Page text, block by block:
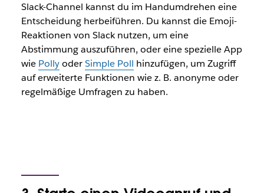
Slack-Channel kannst du im Handumdrehen eine
Entscheidung herbeiführen. Du kannst die Emoji-
Reaktionen von Slack nutzen, um eine
Abstimmung auszuführen, oder eine spezielle App
wie PollyoderSimple Poll hinzufügen, um Zugriff
auf erweiterte Funktionen wie z. B. anonyme oder
regelmäßige Umfragen zu haben.